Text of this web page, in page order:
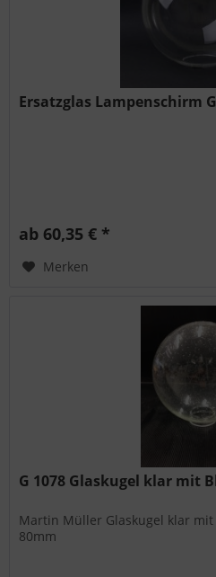
Ersatzglas Lampenschirm
ab 60,35 € *
Merken
G 1078 Glaskugel klar mit
Martin Müller Glaskugel klar mit
80mm